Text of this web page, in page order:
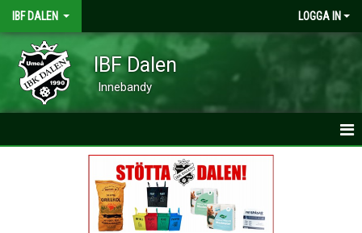
IBF DALEN LOGGA IN
IBF Dalen
Innebandy